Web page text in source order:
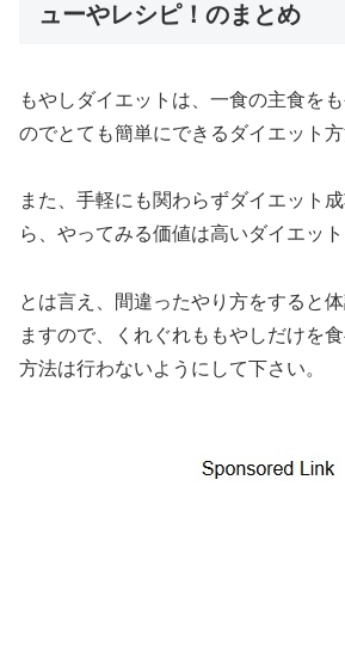
ューやレシピ！のまとめ
もやしダイエットは、一食の主食を
のでとても簡単にできるダイエット方
また、手軽にも関わらずダイエット
ら、やってみる価値は高いダイエット
とは言え、間違ったやり方をすると
ますので、くれぐれももやしだけを
方法は行わないようにして下さい。